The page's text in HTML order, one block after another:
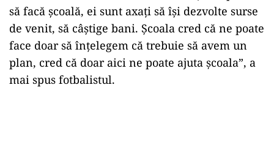
să facă şcoală, ei sunt axaţi să îşi dezvolte surse
de venit, să câştige bani. Şcoala cred că ne poate
face doar să înţelegem că trebuie să avem un
plan, cred că doar aici ne poate ajuta şcoala”, a
mai spus fotbalistul.